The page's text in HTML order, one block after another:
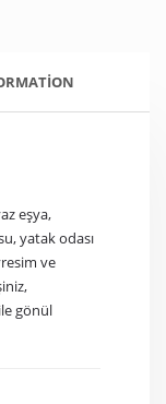
eşya,
yatak odası
ve
gönül